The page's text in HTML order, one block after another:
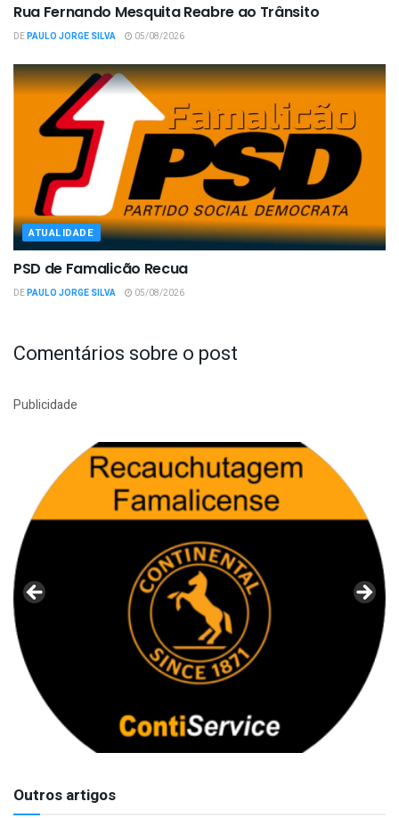
Rua Fernando Mesquita Reabre ao Trânsito
DEPAULO JORGE SILVA 05/08/2026
ATUALIDADE
PSD de Famalicão Recua
DEPAULO JORGE SILVA 05/08/2026
Comentários sobre o post
Publicidade
Outros artigos